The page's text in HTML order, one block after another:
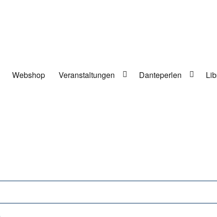
Webshop Veranstaltungen Danteperlen